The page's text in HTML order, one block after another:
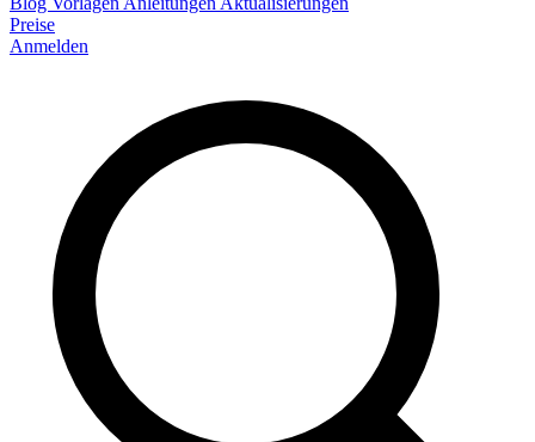
Preise
Anmelden